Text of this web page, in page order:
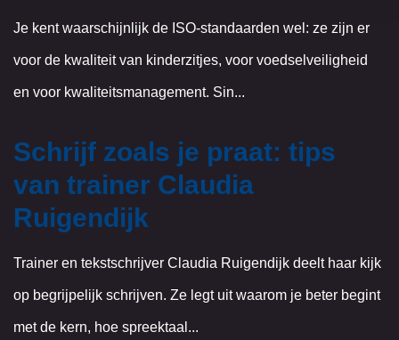
Je kent waarschijnlijk de ISO-standaarden wel: ze zijn er
voor de kwaliteit van kinderzitjes, voor voedselveiligheid
en voor kwaliteitsmanagement. Sin...
Schrijf zoals je praat: tips
van trainer Claudia
Ruigendijk
Trainer en tekstschrijver Claudia Ruigendijk deelt haar kijk
op begrijpelijk schrijven. Ze legt uit waarom je beter begint
met de kern, hoe spreektaal...